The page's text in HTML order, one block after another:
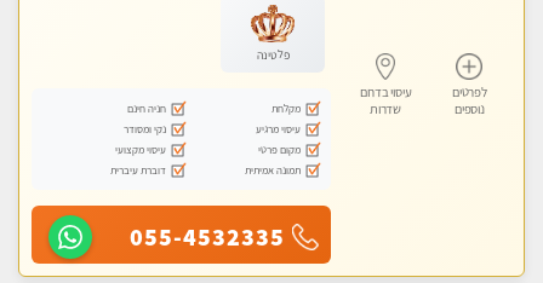
לפרטים
נוספים
עיסוי בדרום
שדרות
טנטרה
פלטינה
מקלחת
חניה חינם
עיסוי מרגיע
נקי ומסודר
מקום פרטי
עיסוי מקצועי
תמונה אמיתית
דוברת עיברית
055-4532335